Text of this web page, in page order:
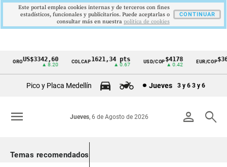
Cintillo
Colombia
OROUS$3342,60
▲ 8.20
COLCAP1621,34 pts
▲ 0.67
USD/COP$4178
▲ 0.42
EUR/COP
Pico y Placa Medellín Jueves 3 y 6 3 y 6
person search
Jueves, 6 de Agosto de 2026
menu
Temas recomendados
Este portal emplea cookies internas y de terceros con fines
estadísticos, funcionales y publicitarios. Puede aceptarlas o
consultar más en nuestra politica de cookies
CONTINUAR